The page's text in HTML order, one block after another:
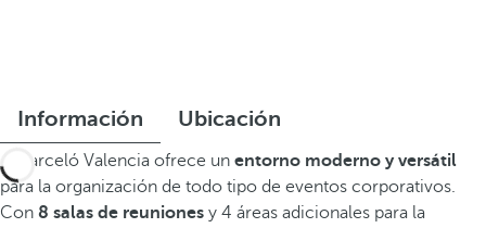
Información Ubicación
El Barceló Valencia ofrece un entorno moderno y versátil
para la organización de todo tipo de eventos corporativos.
Con 8 salas de reuniones y 4 áreas adicionales para la